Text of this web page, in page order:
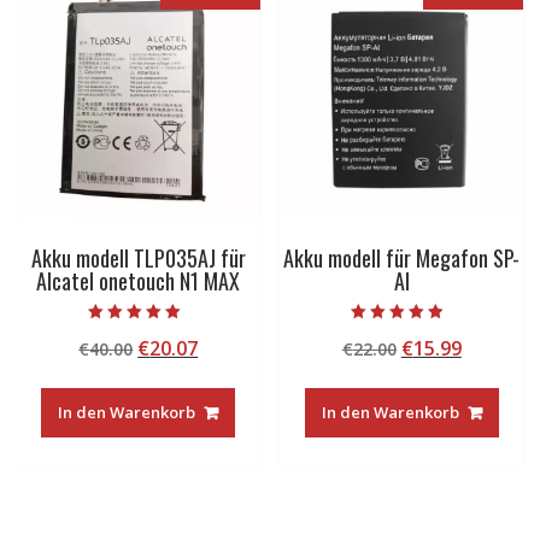
Akku modell TLP035AJ für
Alcatel onetouch N1 MAX
5.00
von 5
€40.00 Ursprünglicher
war:
€40.00
€20.07Aktueller
ist:
€20.07.
In den Warenkorb
Akku modell für Megafon SP-
AI
4.50
von 5
€22.00 Ursprünglicher
war:
€22.00
€15.99
ist:
€15.99.
In den Warenkorb